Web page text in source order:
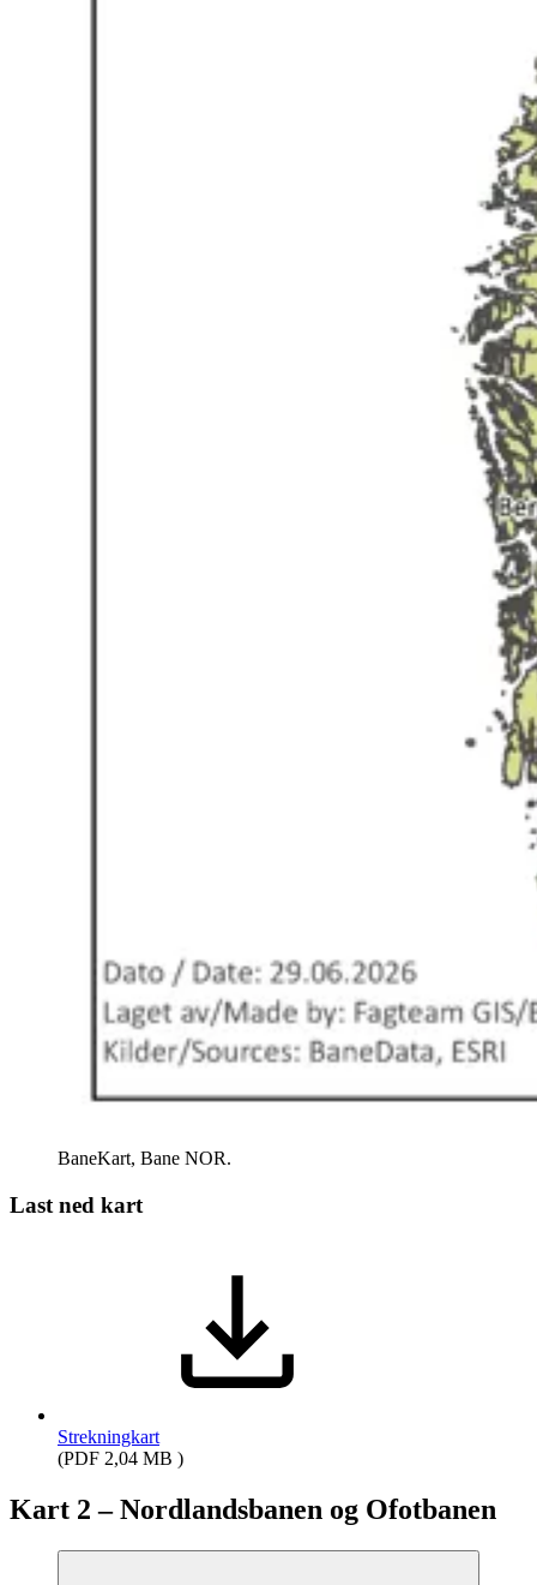
BaneKart, Bane NOR.
Last ned kart
Strekningkart
(PDF 2,04 MB )
Kart 2 – Nordlandsbanen og Ofotbanen